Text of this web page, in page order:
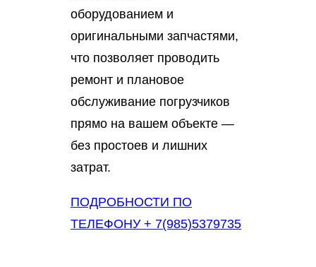
оборудованием и
оригинальными запчастями,
что позволяет проводить
ремонт и плановое
обслуживание погрузчиков
прямо на вашем объекте —
без простоев и лишних
затрат.
ПОДРОБНОСТИ ПО
ТЕЛЕФОНУ + 7(985)5379735